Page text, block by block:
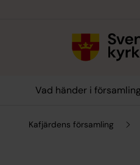
Vad händer i
Kafjärdens församling